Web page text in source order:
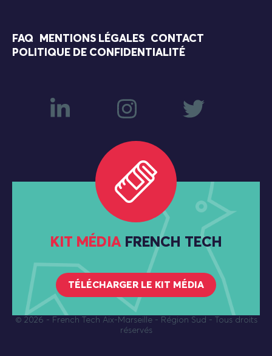
FAQ MENTIONS LÉGALES
CONTACT
POLITIQUE DE CONFIDENTIALITÉ
KIT MÉDIA FRENCH TECH
TÉLÉCHARGER LE KIT MÉDIA
© 2026 - French Tech Aix-Marseille - Région Sud - Tous droits
réservés